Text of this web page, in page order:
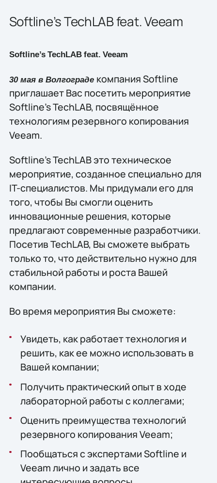
Softline’s TechLAB feat. Veeam
Softline’s TechLAB feat. Veeam
30 мая в Волгограде компания Softline
приглашает Вас посетить мероприятие
Softline’s TechLAB, посвящённое
технологиям резервного копирования
Veeam.
Softline’s TechLAB это техническое
мероприятие, созданное специально для
IT-специалистов. Мы придумали его для
того, чтобы Вы смогли оценить
инновационные решения, которые
предлагают современные разработчики.
Посетив TechLAB, Вы сможете выбрать
только то, что действительно нужно для
стабильной работы и роста Вашей
компании.
Во время мероприятия Вы сможете:
Увидеть, как работает технология и
решить, как ее можно использовать в
Вашей компании;
Получить практический опыт в ходе
лабораторной работы с коллегами;
Оценить преимущества технологий
резервного копирования Veeam;
Пообщаться с экспертами Softline и
Veeam лично и задать все